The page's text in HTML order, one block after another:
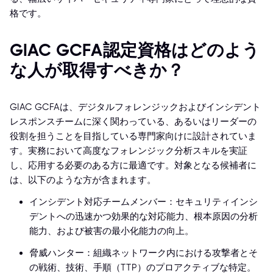
格です。
GIAC GCFA認定資格はどのよう
な人が取得すべきか？
GIAC GCFAは、デジタルフォレンジックおよびインシデント
レスポンスチームに深く関わっている、あるいはリーダーの
役割を担うことを目指している専門家向けに設計されていま
す。実務において高度なフォレンジック分析スキルを実証
し、応用する必要のある方に最適です。対象となる候補者に
は、以下のような方が含まれます。
インシデント対応チームメンバー：セキュリティインシ
デントへの迅速かつ効果的な対応能力、根本原因の分析
能力、および被害の最小化能力の向上。
脅威ハンター：組織ネットワーク内における攻撃者とそ
の戦術、技術、手順（TTP）のプロアクティブな特定。